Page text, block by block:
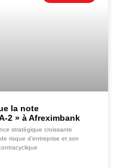
la note
2 » à Afreximbank
stratégique croissante
risque d’entreprise et son